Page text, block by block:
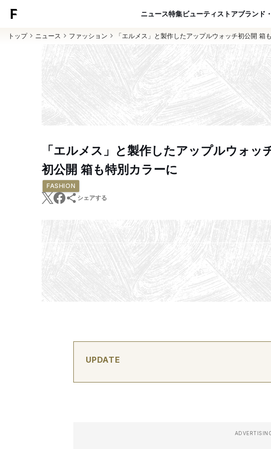
ニュース特集ビューティ ストアブランド
トップ ニュース ファッション 「エルメス」と製作したアップルウォッチ初公開 箱
「エルメス」と製作したアップルウォッ
初公開 箱も特別カラーに
FASHION
シェアする
UPDATE